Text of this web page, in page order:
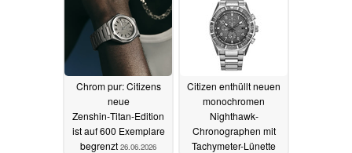
Chrom pur: Citizens
neue
Zenshin‑Titan‑Edition
ist auf 600 Exemplare
begrenzt 26.06.2026
Citizen enthüllt neuen
monochromen
Nighthawk-
Chronographen mit
Tachymeter-Lünette